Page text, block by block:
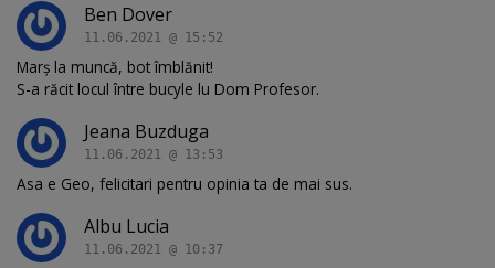
Ben Dover
11.06.2021 @ 15:52
Marș la muncă, bot îmblănit!
S-a răcit locul între bucyle lu Dom Profesor.
Jeana Buzduga
11.06.2021 @ 13:53
Asa e Geo, felicitari pentru opinia ta de mai sus.
Albu Lucia
11.06.2021 @ 10:37